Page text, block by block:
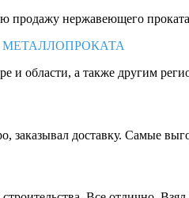
продажу нержавеющего
и области, а также другим
заказывал доставку. Самые